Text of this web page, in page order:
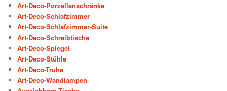
Art-Deco-Porzellanschränke
Art-Deco-Schlafzimmer
Art-Deco-Schlafzimmer-Suite
Art-Deco-Schreibtische
Art-Deco-Spiegel
Art-Deco-Stühle
Art-Deco-Truhe
Art-Deco-Wandlampen